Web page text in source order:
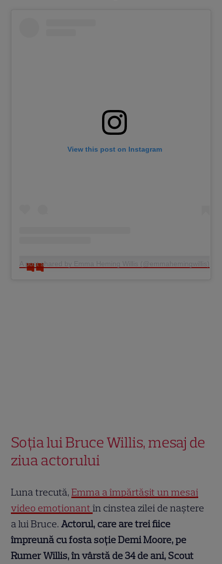
View this post on Instagram
A post shared by Emma Heming Willis (@emmahemingwillis)
Soția lui Bruce Willis, mesaj de
ziua actorului
Luna trecută,Emma a împărtășit un mesaj
video emoționantîn cinstea zilei de naștere
a lui Bruce.Actorul, care are trei fiice
împreună cu fosta soție Demi Moore, pe
Rumer Willis, în vârstă de 34 de ani, Scout